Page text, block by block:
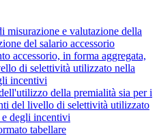
misurazione e valutazione della
del salario accessorio
accessorio, in forma aggregata,
di selettività utilizzato nella
incentivi
della premialità sia per i
del livello di selettività utilizzato
degli incentivi
tabellare